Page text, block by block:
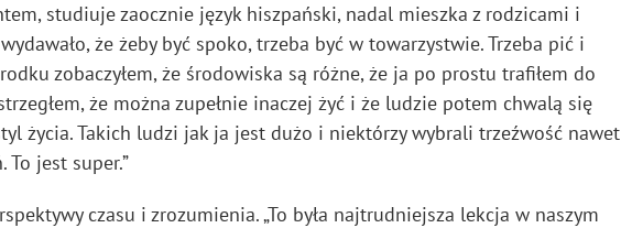
studiuje zaocznie język hiszpański, nadal mieszka z rodzicami i
że żeby być spoko, trzeba być w towarzystwie. Trzeba pić i
zobaczyłem, że środowiska są różne, że ja po prostu trafiłem do
że można zupełnie inaczej żyć i że ludzie potem chwalą się
życia. Takich ludzi jak ja jest dużo i niektórzy wybrali trzeźwość nawet
jest super.”
czasu i zrozumienia. „To była najtrudniejsza lekcja w naszym